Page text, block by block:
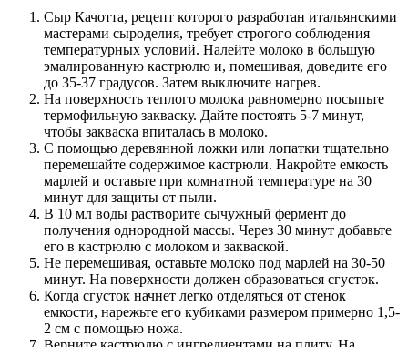
Сыр Качотта, рецепт которого разработан итальянскими
мастерами сыроделия, требует строгого соблюдения
температурных условий. Налейте молоко в большую
эмалированную кастрюлю и, помешивая, доведите его
до 35-37 градусов. Затем выключите нагрев.
На поверхность теплого молока равномерно посыпьте
термофильную закваску. Дайте постоять 5-7 минут,
чтобы закваска впиталась в молоко.
С помощью деревянной ложки или лопатки тщательно
перемешайте содержимое кастрюли. Накройте емкость
марлей и оставьте при комнатной температуре на 30
минут для защиты от пыли.
В 10 мл воды растворите сычужный фермент до
получения однородной массы. Через 30 минут добавьте
его в кастрюлю с молоком и закваской.
Не перемешивая, оставьте молоко под марлей на 30-50
минут. На поверхности должен образоваться сгусток.
Когда сгусток начнет легко отделяться от стенок
емкости, нарежьте его кубиками размером примерно 1,5-
2 см с помощью ножа.